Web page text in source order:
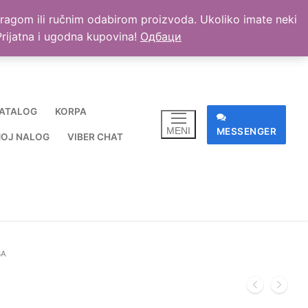
ili ručnim odabirom proizvoda. Ukoliko imate neki
i ugodna kupovina! Одбаци
KORPA
NALOG VIBER CHAT
MENI MESSENGER